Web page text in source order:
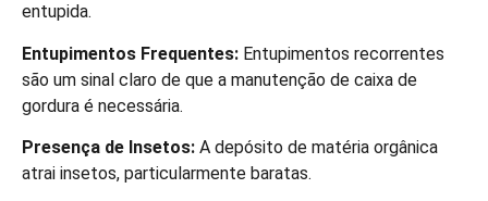
entupida.
Entupimentos Frequentes: Entupimentos recorrentes
são um sinal claro de que a manutenção de caixa de
gordura é necessária.
Presença de Insetos: A depósito de matéria orgânica
atrai insetos, particularmente baratas.